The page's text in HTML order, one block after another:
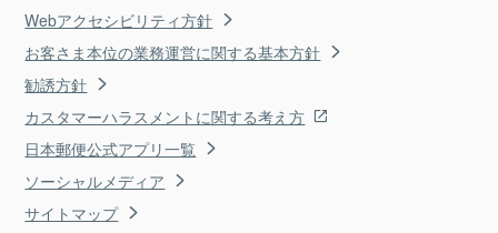
Webアクセシビリティ方針
お客さま本位の業務運営に関する基本方針
勧誘方針
カスタマーハラスメントに関する考え方
日本郵便公式アプリ一覧
ソーシャルメディア
サイトマップ